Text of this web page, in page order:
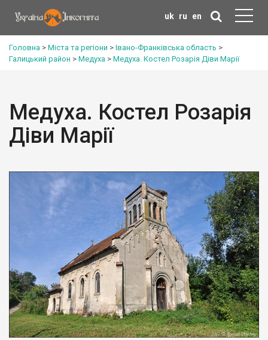
uk ru en
Головна > Міста та регіони > Івано-Франківська область >
Галицький район > Медуха > Медуха. Костел Розарія Діви Марії
Медуха. Костел Розарія
Діви Марії